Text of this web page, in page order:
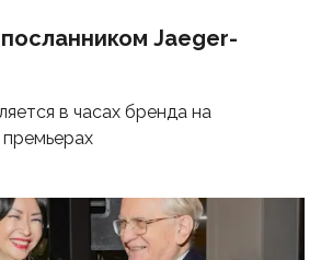
Jaeger-
в часах бренда на